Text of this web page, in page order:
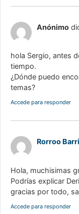
Anónimo
hola Sergio, antes
tiempo.
¿Dónde puedo
temas?
Accede para responder
Rorroo
Hola, muchisimas
Podrías explicar
gracias por todo,
Accede para responder